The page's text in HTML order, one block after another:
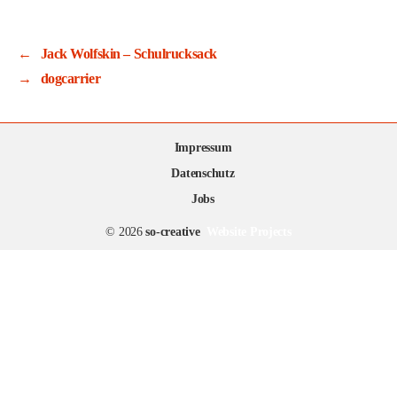
←
Jack Wolfskin – Schulrucksack
→
dogcarrier
© 2026so-creative
Impressum
Datenschutz
Jobs